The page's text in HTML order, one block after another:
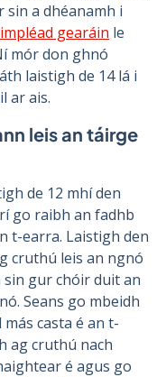
sin a dhéanamh i
gearáin le
mór don ghnó
laistigh de 14 lá i
ar ais.
leis an táirge
de 12 mhí den
go raibh an fadhb
t-earra. Laistigh den
cruthú leis an ngnó
gur chóir duit an
Seans go mbeidh
casta é an t-
ag cruthú nach
é agus go